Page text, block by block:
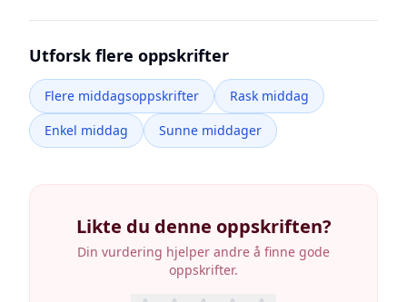
Utforsk flere oppskrifter
Flere middagsoppskrifter
Rask middag
Enkel middag
Sunne middager
Likte du denne oppskriften?
Din vurdering hjelper andre å finne gode
oppskrifter.